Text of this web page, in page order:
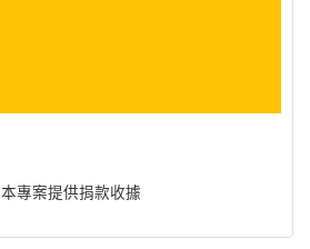
本專案提供捐款收據